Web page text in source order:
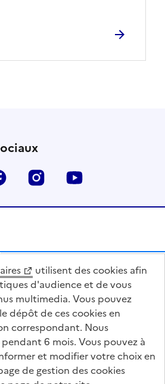
Twittersur LinkedIn
Le ministère sur Facebook
Le ministère sur
info.gouv.fr
data.gouv.fr
utilisent des cookies afin
d'audience et de vous
multimedia. Vous pouvez
dépôt de ces cookies en
correspondant. Nous
6 mois. Vous pouvez à
et modifier votre choix en
de gestion des cookies